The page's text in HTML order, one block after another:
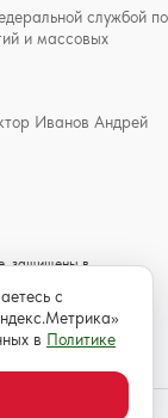
службой по
и массовых
Иванов Андрей
защищены в
об авторском
аудио и
с обязательной
16 лет.
с
в Политике